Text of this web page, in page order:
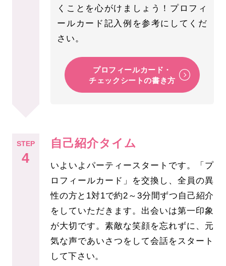
くことを心がけましょう！プロフィ
ールカード記入例を参考にしてくだ
さい。
プロフィールカード・
チェックシートの書き方
STEP
4
自己紹介タイム
いよいよパーティースタートです。「プ
ロフィールカード」を交換し、全員の異
性の方と1対1で約2～3分間ずつ自己紹介
をしていただきます。出会いは第一印象
が大切です。素敵な笑顔を忘れずに、元
気な声であいさつをして会話をスタート
して下さい。